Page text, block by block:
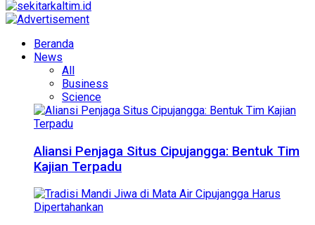
Beranda
News
All
Business
Science
Aliansi Penjaga Situs Cipujangga: Bentuk Tim
Kajian Terpadu